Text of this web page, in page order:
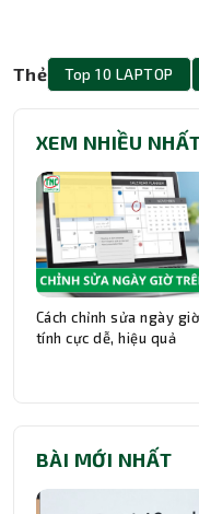
Thẻ Top 10 LAPTOP
XEM NHIỀU
Cách chỉnh sửa ngày
tính cực dễ, hiệu quả
BÀI MỚI NHẤT